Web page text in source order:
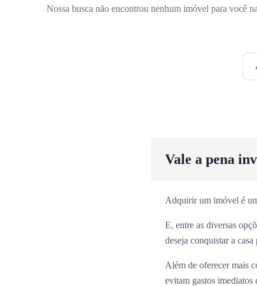
Nossa busca não encontrou nenhum imóvel para você
Vale a pena
Adquirir um imóvel é
E, entre as diversas
deseja conquistar a
Além de oferecer mais
evitam gastos imediatos